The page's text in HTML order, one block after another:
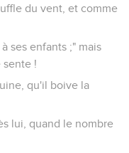
du vent, et comme
ses enfants ;" mais
sente !
qu'il boive la
lui, quand le nombre